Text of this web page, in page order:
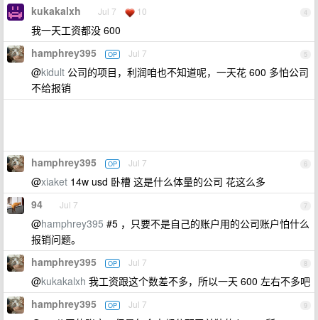
4
kukakalxh Jul 7 10
我一天工资都没 600
5
hamphrey395 OP Jul 7
@kidult 公司的项目，利润咱也不知道呢，一天花 600 多怕公司
不给报销
6
hamphrey395 OP Jul 7
@xiaket 14w usd 卧槽 这是什么体量的公司 花这么多
7
94 Jul 7
@hamphrey395 #5 ，只要不是自己的账户用的公司账户怕什么
报销问题。
8
hamphrey395 OP Jul 7
@kukakalxh 我工资跟这个数差不多，所以一天 600 左右不多吧
9
hamphrey395 OP Jul 7